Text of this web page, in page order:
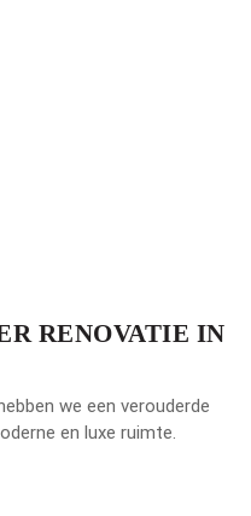
RENOVATIE IN
we een verouderde
en luxe ruimte.